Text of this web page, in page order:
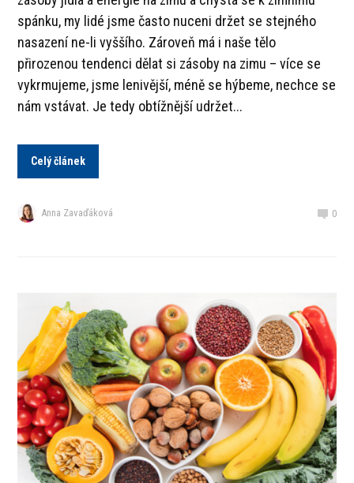
spánku, my lidé jsme často nuceni držet se stejného
nasazení ne-li vyššího. Zároveň má i naše tělo
přirozenou tendenci dělat si zásoby na zimu – více se
vykrmujeme, jsme lenivější, méně se hýbeme, nechce se
nám vstávat. Je tedy obtížnější udržet...
Celý článek
Anna Zavaďáková 0